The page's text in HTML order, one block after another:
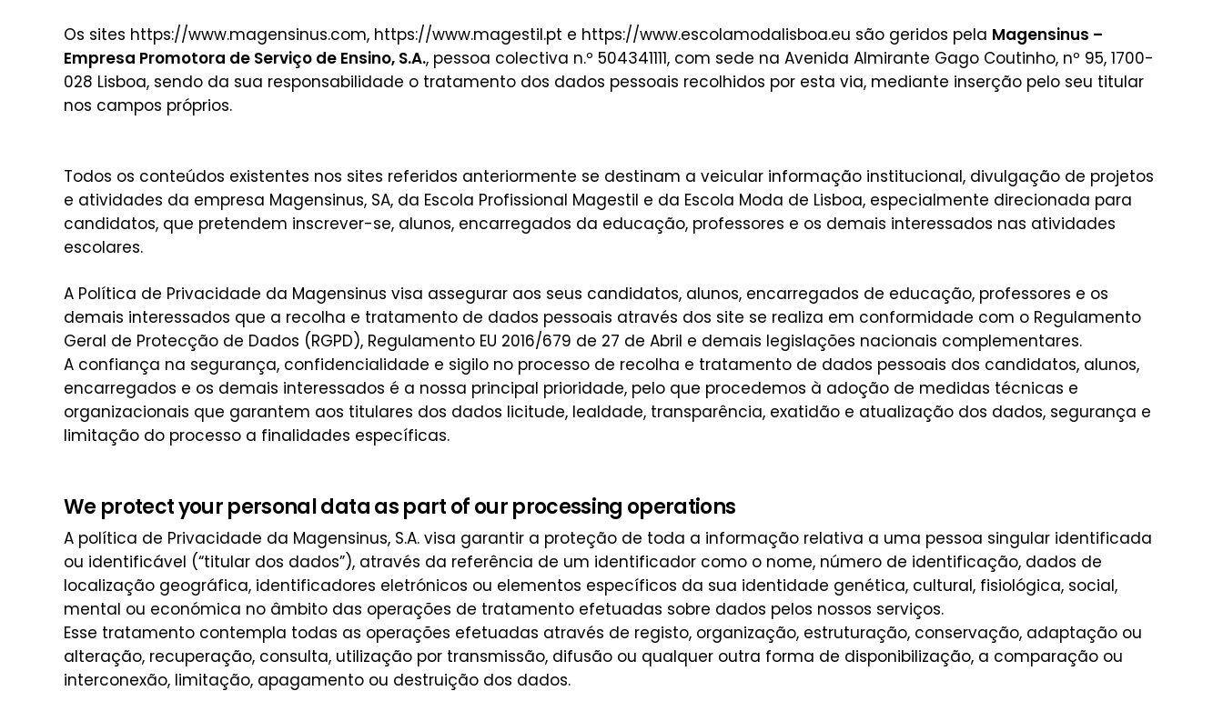
Os sites https://www.magensinus.com, https://www.magestil.pt e https://www.escolamodalisboa.eu são geridos pela Magensinus –
Empresa Promotora de Serviço de Ensino, S.A., pessoa colectiva n.º 504341111, com sede na Avenida Almirante Gago Coutinho, nº 95, 1700-
028 Lisboa, sendo da sua responsabilidade o tratamento dos dados pessoais recolhidos por esta via, mediante inserção pelo seu titular
nos campos próprios.
Todos os conteúdos existentes nos sites referidos anteriormente se destinam a veicular informação institucional, divulgação de projetos
e atividades da empresa Magensinus, SA, da Escola Profissional Magestil e da Escola Moda de Lisboa, especialmente direcionada para
candidatos, que pretendem inscrever-se, alunos, encarregados da educação, professores e os demais interessados nas atividades
escolares.
A Política de Privacidade da Magensinus visa assegurar aos seus candidatos, alunos, encarregados de educação, professores e os
demais interessados que a recolha e tratamento de dados pessoais através dos site se realiza em conformidade com o Regulamento
Geral de Protecção de Dados (RGPD), Regulamento EU 2016/679 de 27 de Abril e demais legislações nacionais complementares.
A confiança na segurança, confidencialidade e sigilo no processo de recolha e tratamento de dados pessoais dos candidatos, alunos,
encarregados e os demais interessados é a nossa principal prioridade, pelo que procedemos à adoção de medidas técnicas e
organizacionais que garantem aos titulares dos dados licitude, lealdade, transparência, exatidão e atualização dos dados, segurança e
limitação do processo a finalidades específicas.
We protect your personal data as part of our processing operations
A política de Privacidade da Magensinus, S.A. visa garantir a proteção de toda a informação relativa a uma pessoa singular identificada
ou identificável (“titular dos dados”), através da referência de um identificador como o nome, número de identificação, dados de
localização geográfica, identificadores eletrónicos ou elementos específicos da sua identidade genética, cultural, fisiológica, social,
mental ou económica no âmbito das operações de tratamento efetuadas sobre dados pelos nossos serviços.
Esse tratamento contempla todas as operações efetuadas através de registo, organização, estruturação, conservação, adaptação ou
alteração, recuperação, consulta, utilização por transmissão, difusão ou qualquer outra forma de disponibilização, a comparação ou
interconexão, limitação, apagamento ou destruição dos dados.